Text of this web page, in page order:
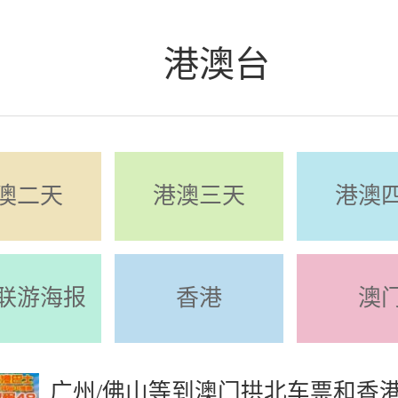
港澳台
二天 港澳三天 港澳
游海报 香港 澳门
广州/佛山等到澳门拱北车票和香